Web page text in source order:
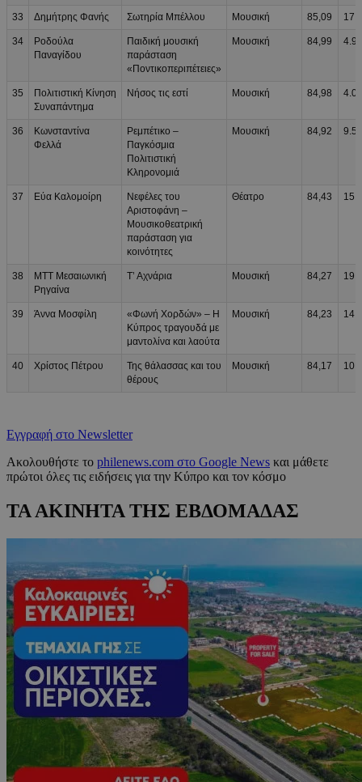
33 Δημήτρης Φανής Σωτηρία Μπέλλου Μουσική 85,09
34
Ροδούλα
Παναγίδου
Παιδική μουσική
παράσταση
«Ποντικοπεριπέτειες»
Μουσική 84,99
35
Πολιτιστική Κίνηση
Συναπάντημα
Νήσος τις εστί Μουσική 84,98
36
Κωνσταντίνα
Φελλά
Ρεμπέτικο –
Παγκόσμια
Πολιτιστική
Κληρονομιά
Μουσική 84,92
37 Εύα Καλομοίρη
Νεφέλες του
Αριστοφάνη –
Μουσικοθεατρική
παράσταση για
κοινότητες
Θέατρο 84,43
38
ΜΤΤ Μεσαιωνική
Ρηγαίνα
Τ’ Αχνάρια Μουσική 84,27
39 Άννα Μοσφίλη
«Φωνή Χορδών» – Η
Κύπρος τραγουδά με
μαντολίνα και λαούτα
Μουσική 84,23
40 Χρίστος Πέτρου
Της θάλασσας και του
θέρους
Μουσική 84,17
Εγγραφή στο Newsletter
Ακολουθήστε το philenews.com στο Google News και μάθετε
πρώτοι όλες τις ειδήσεις για την Κύπρο και τον κόσμο
ΤΑ ΑΚΙΝΗΤΑ ΤΗΣ ΕΒΔΟΜΑΔΑΣ